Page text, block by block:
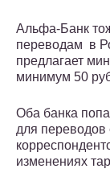
Альфа-Банк
переводам в
предлагает
минимум 50
Оба банка
для переводов
изменениях